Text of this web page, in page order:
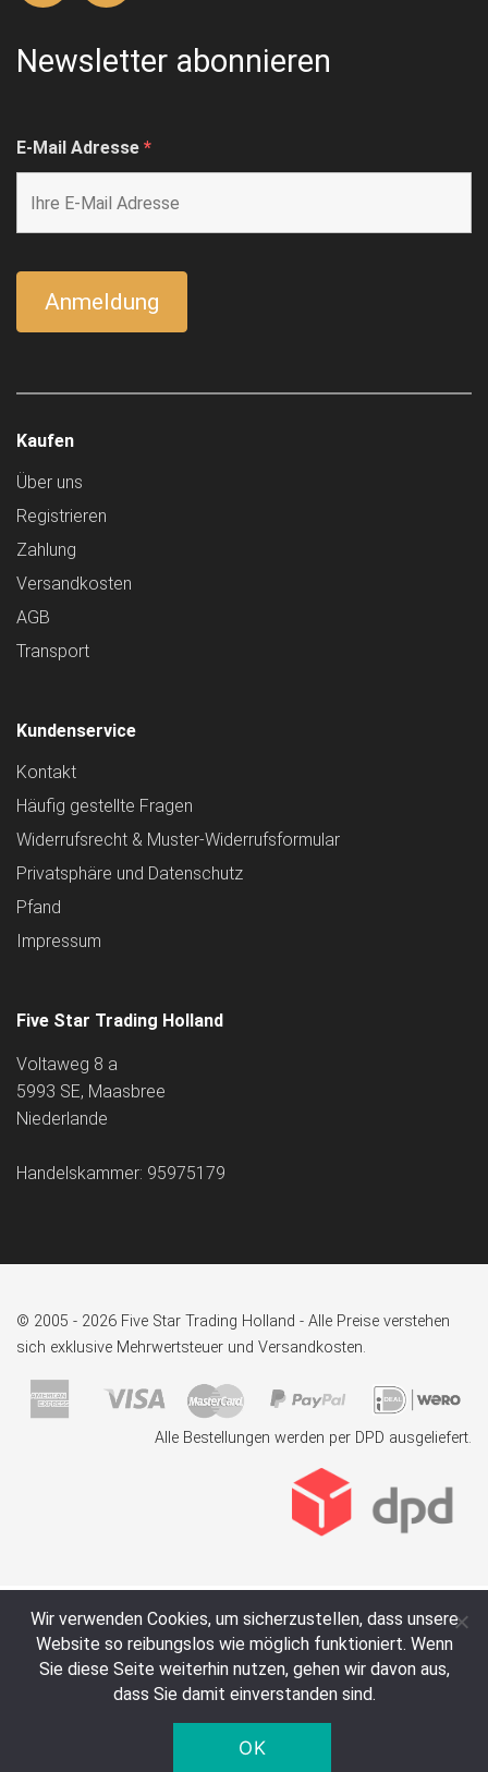
Newsletter abonnieren
E-Mail Adresse *
Kaufen
Über uns
Registrieren
Zahlung
Versandkosten
AGB
Transport
Kundenservice
Kontakt
Häufig gestellte Fragen
Widerrufsrecht & Muster-Widerrufsformular
Privatsphäre und Datenschutz
Pfand
Impressum
Five Star Trading Holland
Voltaweg 8 a
5993 SE, Maasbree
Niederlande
Handelskammer: 95975179
© 2005 - 2026 Five Star Trading Holland - Alle Preise verstehen
sich exklusive Mehrwertsteuer und Versandkosten.
Alle Bestellungen werden per DPD ausgeliefert.
Wir verwenden Cookies, um sicherzustellen, dass unsere
Website so reibungslos wie möglich funktioniert. Wenn
Sie diese Seite weiterhin nutzen, gehen wir davon aus,
dass Sie damit einverstanden sind.
OK